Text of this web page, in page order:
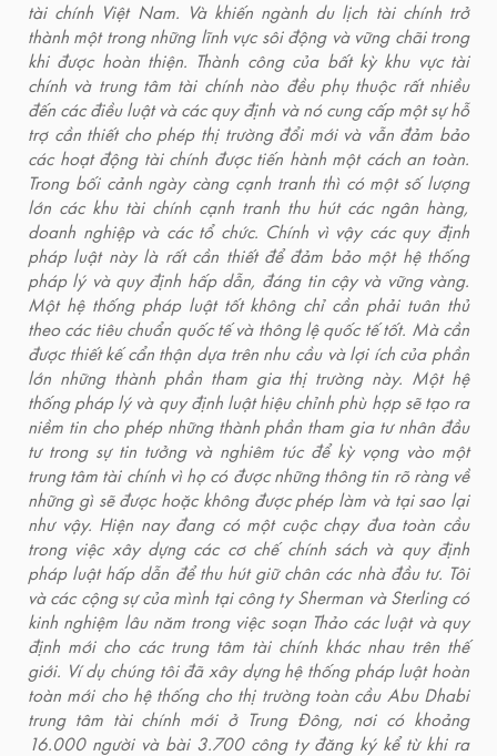
tài chính Việt Nam. Và khiến ngành du lịch tài chính trở
thành một trong những lĩnh vực sôi động và vững chãi trong
khi được hoàn thiện. Thành công của bất kỳ khu vực tài
chính và trung tâm tài chính nào đều phụ thuộc rất nhiều
đến các điều luật và các quy định và nó cung cấp một sự hỗ
trợ cần thiết cho phép thị trường đổi mới và vẫn đảm bảo
các hoạt động tài chính được tiến hành một cách an toàn.
Trong bối cảnh ngày càng cạnh tranh thì có một số lượng
lớn các khu tài chính cạnh tranh thu hút các ngân hàng,
doanh nghiệp và các tổ chức. Chính vì vậy các quy định
pháp luật này là rất cần thiết để đảm bảo một hệ thống
pháp lý và quy định hấp dẫn, đáng tin cậy và vững vàng.
Một hệ thống pháp luật tốt không chỉ cần phải tuân thủ
theo các tiêu chuẩn quốc tế và thông lệ quốc tế tốt. Mà cần
được thiết kế cẩn thận dựa trên nhu cầu và lợi ích của phần
lớn những thành phần tham gia thị trường này. Một hệ
thống pháp lý và quy định luật hiệu chỉnh phù hợp sẽ tạo ra
niềm tin cho phép những thành phần tham gia tư nhân đầu
tư trong sự tin tưởng và nghiêm túc để kỳ vọng vào một
trung tâm tài chính vì họ có được những thông tin rõ ràng về
những gì sẽ được hoặc không được phép làm và tại sao lại
như vậy. Hiện nay đang có một cuộc chạy đua toàn cầu
trong việc xây dựng các cơ chế chính sách và quy định
pháp luật hấp dẫn để thu hút giữ chân các nhà đầu tư. Tôi
và các cộng sự của mình tại công ty Sherman và Sterling có
kinh nghiệm lâu năm trong việc soạn Thảo các luật và quy
định mới cho các trung tâm tài chính khác nhau trên thế
giới. Ví dụ chúng tôi đã xây dựng hệ thống pháp luật hoàn
toàn mới cho hệ thống cho thị trường toàn cầu Abu Dhabi
trung tâm tài chính mới ở Trung Đông, nơi có khoảng
16.000 người và bài 3.700 công ty đăng ký kể từ khi ra